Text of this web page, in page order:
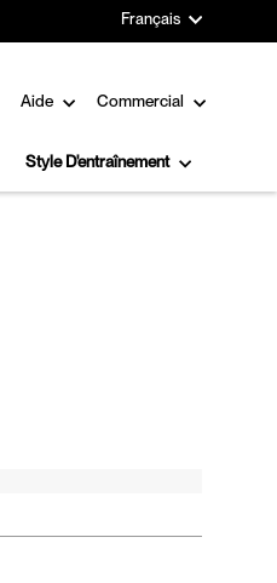
Langue
Français
Aide Commercial
Style D'entraînement